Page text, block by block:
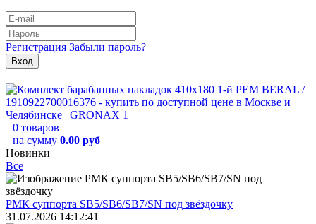
Регистрация Забыли пароль?
0 товаров
на сумму 0.00 руб
Новинки
Все
РМК суппорта SB5/SB6/SB7/SN под звёздочку
31.07.2026 14:12:41